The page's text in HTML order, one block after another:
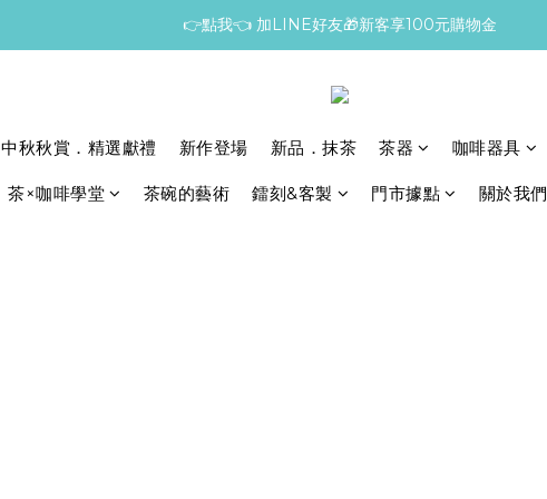
👉點我👈 加LINE好友🎁新客享100元購物金
中秋秋賞．精選獻禮 新作登場 新品．抹茶 茶器 咖啡器具
茶×咖啡學堂 茶碗的藝術 鐳刻&客製 門市據點 關於我們